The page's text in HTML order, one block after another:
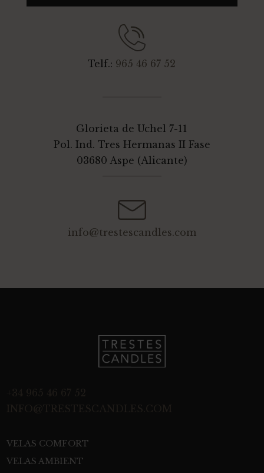
Telf.: 965 46 67 52
Glorieta de Uchel 7-11
Pol. Ind. Tres Hermanas II Fase
03680 Aspe (Alicante)
info@trestescandles.com
VELAS COMFORT
VELAS AMBIENT